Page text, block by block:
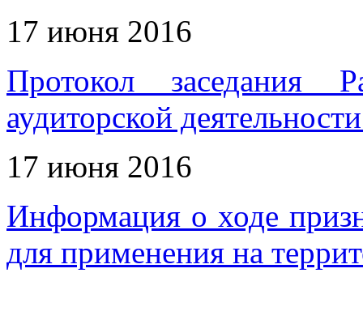
17 июня 2016
Протокол заседания
аудиторской
17 июня 2016
Информация о ходе
для применения на